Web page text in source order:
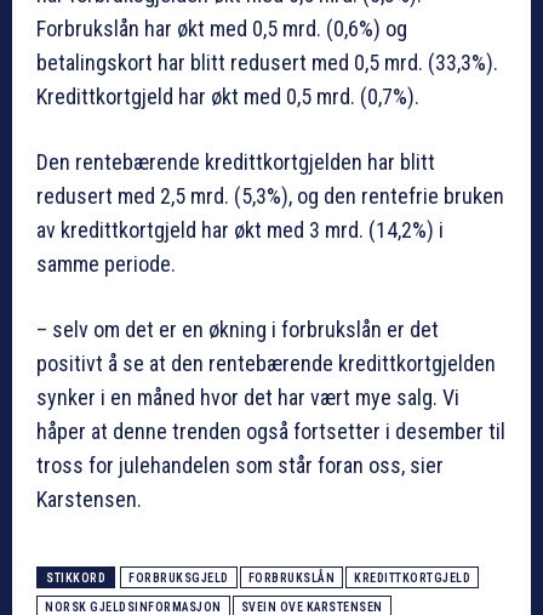
Forbrukslån har økt med 0,5 mrd. (0,6%) og
betalingskort har blitt redusert med 0,5 mrd. (33,3%).
Kredittkortgjeld har økt med 0,5 mrd. (0,7%).
Den rentebærende kredittkortgjelden har blitt
redusert med 2,5 mrd. (5,3%), og den rentefrie bruken
av kredittkortgjeld har økt med 3 mrd. (14,2%) i
samme periode.
– selv om det er en økning i forbrukslån er det
positivt å se at den rentebærende kredittkortgjelden
synker i en måned hvor det har vært mye salg. Vi
håper at denne trenden også fortsetter i desember til
tross for julehandelen som står foran oss, sier
Karstensen.
STIKKORD FORBRUKSGJELD FORBRUKSLÅN KREDITTKORTGJELD
NORSK GJELDSINFORMASJON SVEIN OVE KARSTENSEN